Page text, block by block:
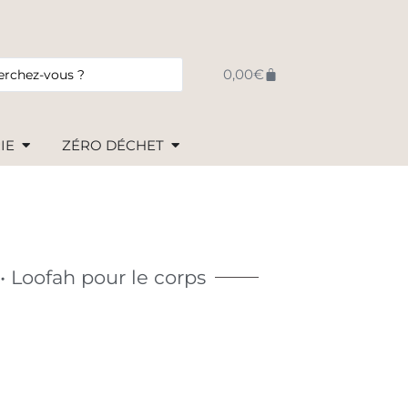
0,00€
ZÉRO DÉCHET
Loofah pour le corps